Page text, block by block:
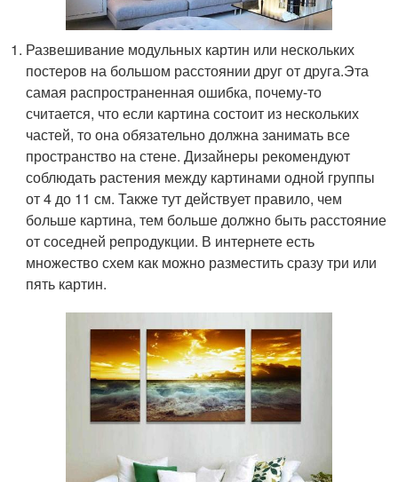
Развешивание модульных картин или нескольких
постеров на большом расстоянии друг от друга.Эта
самая распространенная ошибка, почему-то
считается, что если картина состоит из нескольких
частей, то она обязательно должна занимать все
пространство на стене. Дизайнеры рекомендуют
соблюдать растения между картинами одной группы
от 4 до 11 см. Также тут действует правило, чем
больше картина, тем больше должно быть расстояние
от соседней репродукции. В интернете есть
множество схем как можно разместить сразу три или
пять картин.